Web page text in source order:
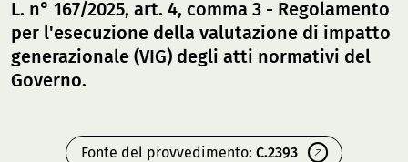
L. n° 167/2025, art. 4, comma 3 - Regolamento
per l'esecuzione della valutazione di impatto
generazionale (VIG) degli atti normativi del
Governo.
Fonte del provvedimento: C.2393